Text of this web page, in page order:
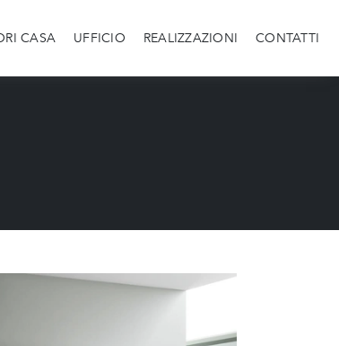
CASA UFFICIO REALIZZAZIONI CONTATTI